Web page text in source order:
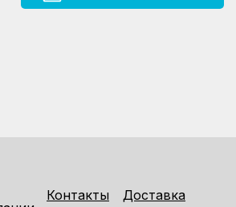
Контакты Доставка